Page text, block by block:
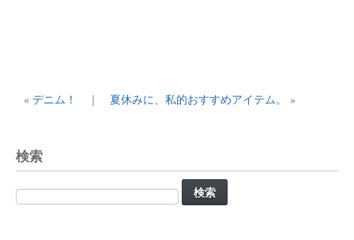
« デニム！ ｜ 夏休みに、私的おすすめアイテム。 »
検索
検
索: